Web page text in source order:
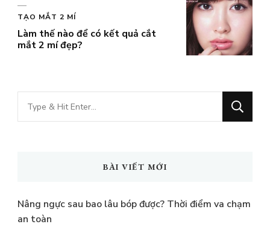
TẠO MẮT 2 MÍ
Làm thế nào để có kết quả cắt
mắt 2 mí đẹp?
Bạn
muốn
BÀI VIẾT MỚI
Nâng ngực sau bao lâu bóp được? Thời điểm va chạm
an toàn